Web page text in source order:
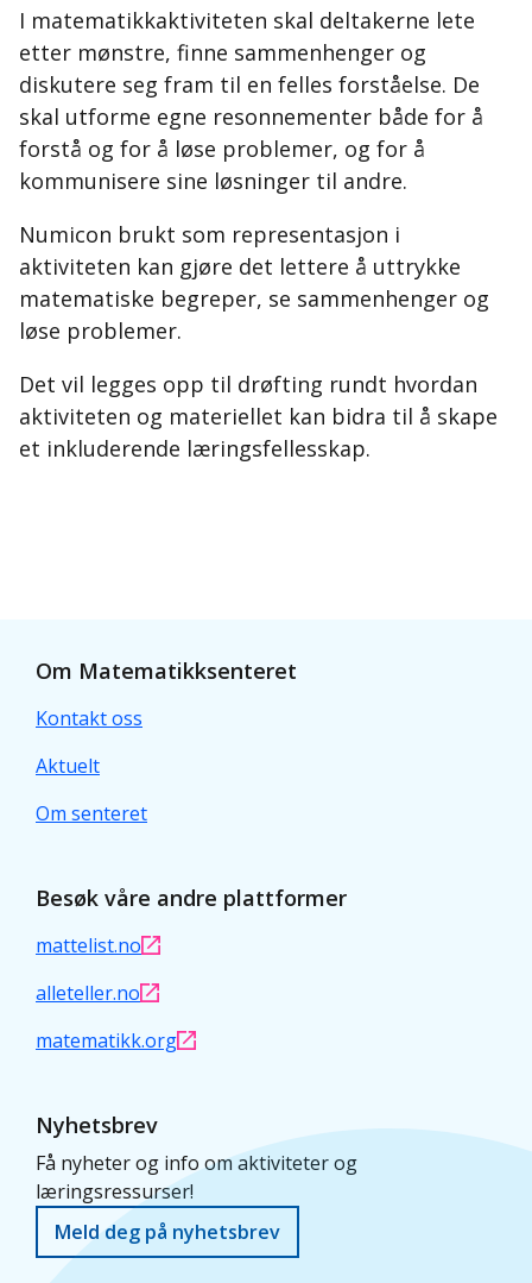
I matematikkaktiviteten skal deltakerne lete
etter mønstre, finne sammenhenger og
diskutere seg fram til en felles forståelse. De
skal utforme egne resonnementer både for å
forstå og for å løse problemer, og for å
kommunisere sine løsninger til andre.
Numicon brukt som representasjon i
aktiviteten kan gjøre det lettere å uttrykke
matematiske begreper, se sammenhenger og
løse problemer.
Det vil legges opp til drøfting rundt hvordan
aktiviteten og materiellet kan bidra til å skape
et inkluderende læringsfellesskap.
Om Matematikksenteret
Kontakt oss
Aktuelt
Om senteret
Besøk våre andre plattformer
mattelist.no
alleteller.no
matematikk.org
Nyhetsbrev
Få nyheter og info om aktiviteter og
læringsressurser!
Meld deg på nyhetsbrev